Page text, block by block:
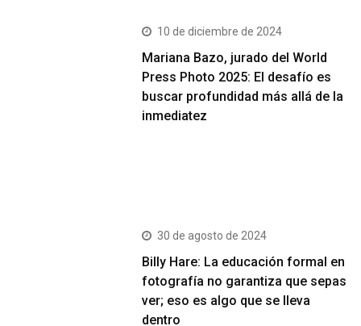
10 de diciembre de 2024
Mariana Bazo, jurado del World
Press Photo 2025: El desafío es
buscar profundidad más allá de la
inmediatez
30 de agosto de 2024
Billy Hare: La educación formal en
fotografía no garantiza que sepas
ver; eso es algo que se lleva
dentro